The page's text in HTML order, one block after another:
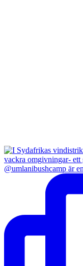
@umlanibushcamp är